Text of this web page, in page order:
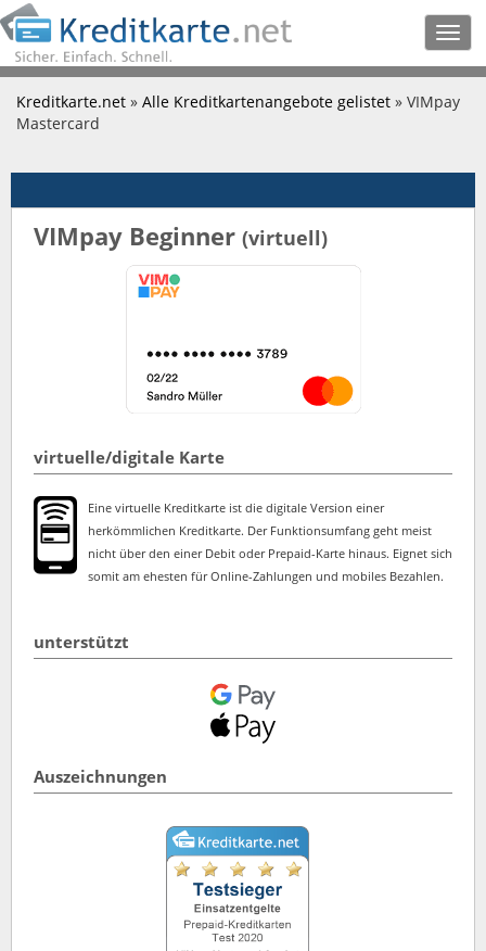
Kreditkarte.net » Alle Kreditkartenangebote gelistet » VIMpay
Mastercard
VIMpay Beginner (virtuell)
virtuelle/digitale Karte
Eine virtuelle Kreditkarte ist die digitale Version einer
herkömmlichen Kreditkarte. Der Funktionsumfang geht meist
nicht über den einer Debit oder Prepaid-Karte hinaus. Eignet sich
somit am ehesten für Online-Zahlungen und mobiles Bezahlen.
unterstützt
Auszeichnungen